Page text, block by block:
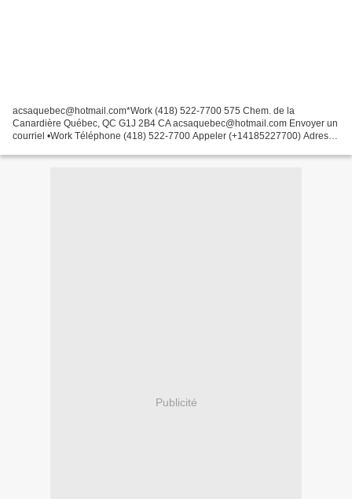
acsaquebec@hotmail.com*Work (418) 522-7700 575 Chem. de la
Canardière Québec, QC G1J 2B4 CA acsaquebec@hotmail.com Envoyer un
courriel •Work Téléphone (418) 522-7700 Appeler (+14185227700) Adresse
Publicité